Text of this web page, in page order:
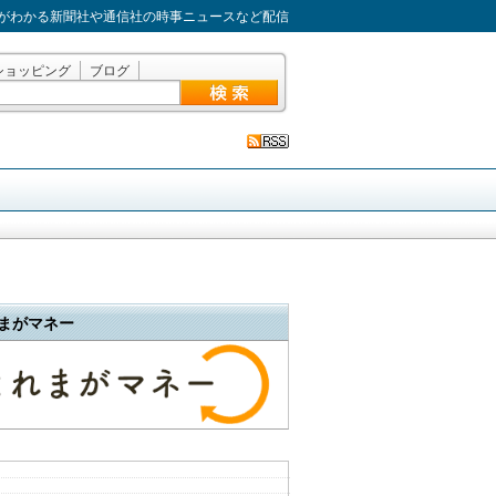
わかる新聞社や通信社の時事ニュースなど配信
ョッピング ブログ
がマネー